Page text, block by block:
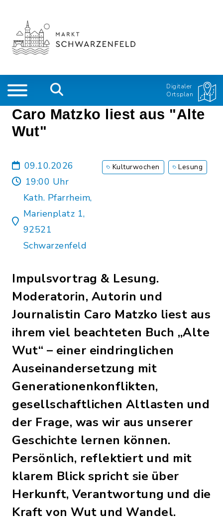
Digitaler
Ortsplan
Caro Matzko liest aus "Alte
Wut"
09.10.2026
19:00 Uhr
Kath. Pfarrheim,
Marienplatz 1,
92521
Schwarzenfeld
Kulturwochen Lesung
Impulsvortrag & Lesung.
Moderatorin, Autorin und
Journalistin Caro Matzko liest aus
ihrem viel beachteten Buch „Alte
Wut“ – einer eindringlichen
Auseinandersetzung mit
Generationenkonflikten,
gesellschaftlichen Altlasten und
der Frage, was wir aus unserer
Geschichte lernen können.
Persönlich, reflektiert und mit
klarem Blick spricht sie über
Herkunft, Verantwortung und die
Kraft von Wut und Wandel.